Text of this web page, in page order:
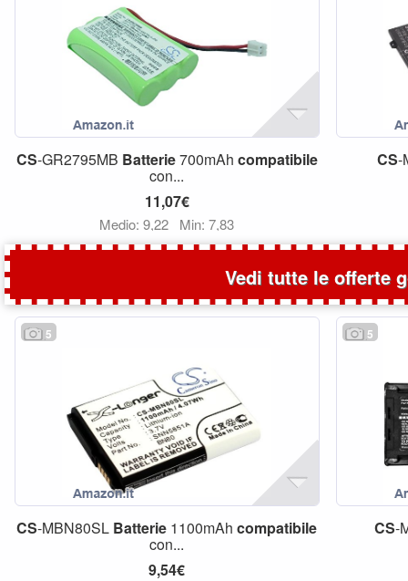
CS-GR2795MB Batterie700mAh compatibile
con...
11,07€
Medio: 9,22 Min: 7,83
CS-
Vedi tutte le offerte
5
CS-MBN80SL Batterie 1100mAhcompatibile
con...
9,54€
5
CS-